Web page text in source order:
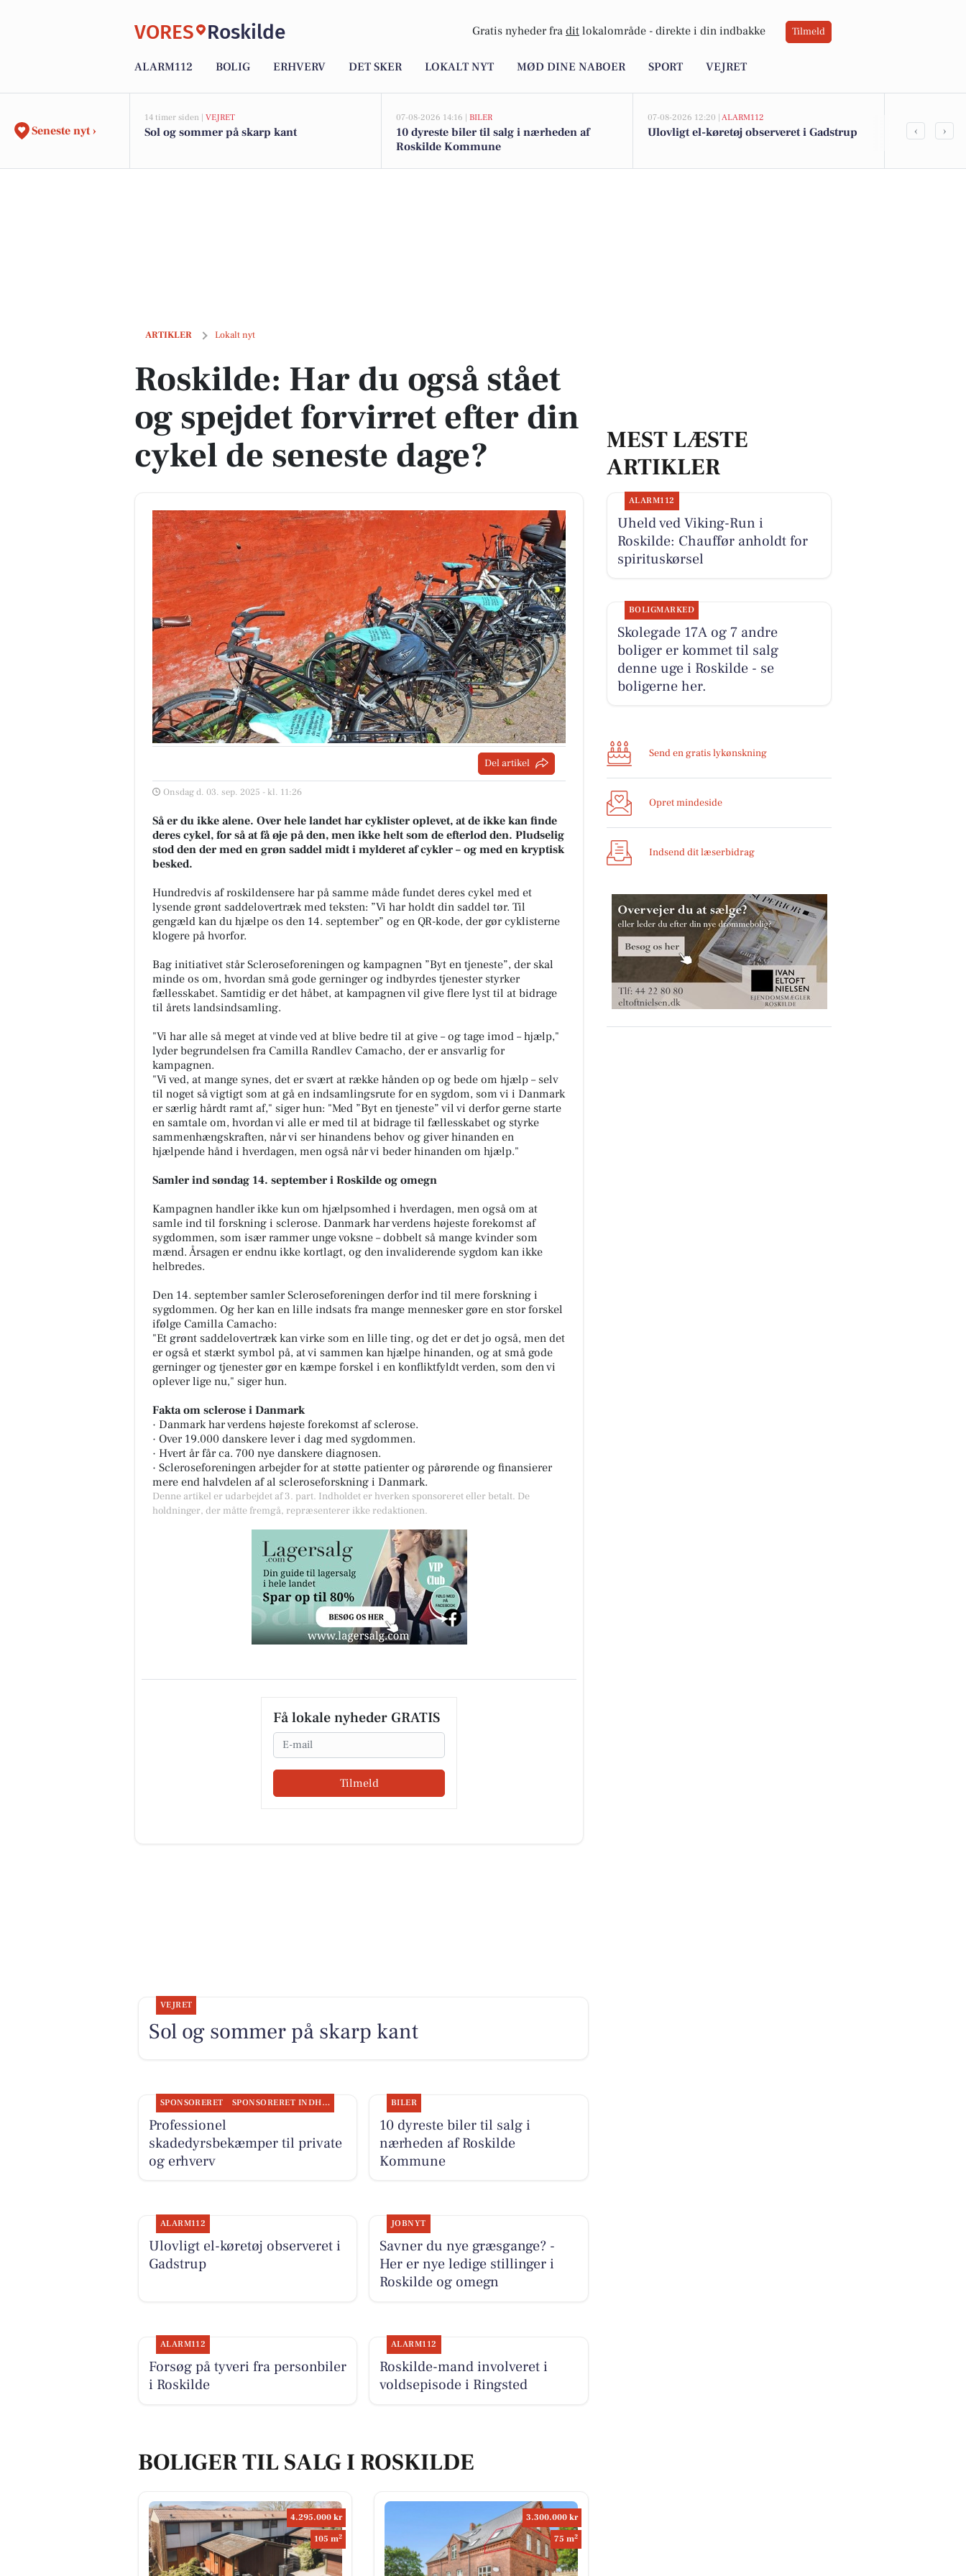
VORES Roskilde Gratis nyheder fra dit lokalområde - direkte i din indbakke Tilmeld
ALARM112 BOLIG ERHVERV DET SKER LOKALT NYT MØD DINE NABOER SPORT VEJRET
Seneste nyt ›
14 timer siden | VEJRET
Sol og sommer på skarp kant
07-08-2026 14:16 | BILER
10 dyreste biler til salg i nærheden af
Roskilde Kommune
07-08-2026 12:20 | ALARM112
Ulovligt el-køretøj observeret i Gadstrup
Savner du
‹ ›
ARTIKLER Lokalt nyt
Roskilde: Har du også stået og spejdet forvirret efter din cykel de seneste dage?
Roskilde: Har du også stået
og spejdet forvirret efter din
cykel de seneste dage?
Del artikel
Onsdag d. 03. sep. 2025 - kl. 11:26
Så er du ikke alene. Over hele landet har cyklister oplevet, at de ikke kan finde
deres cykel, for så at få øje på den, men ikke helt som de efterlod den. Pludselig
stod den der med en grøn saddel midt i mylderet af cykler – og med en kryptisk
besked.
Hundredvis af roskildensere har på samme måde fundet deres cykel med et
lysende grønt saddelovertræk med teksten: ”Vi har holdt din saddel tør. Til
gengæld kan du hjælpe os den 14. september” og en QR-kode, der gør cyklisterne
klogere på hvorfor.
Bag initiativet står Scleroseforeningen og kampagnen ”Byt en tjeneste”, der skal
minde os om, hvordan små gode gerninger og indbyrdes tjenester styrker
fællesskabet. Samtidig er det håbet, at kampagnen vil give flere lyst til at bidrage
til årets landsindsamling.
"Vi har alle så meget at vinde ved at blive bedre til at give – og tage imod – hjælp,"
lyder begrundelsen fra Camilla Randlev Camacho, der er ansvarlig for
kampagnen.
"Vi ved, at mange synes, det er svært at række hånden op og bede om hjælp – selv
til noget så vigtigt som at gå en indsamlingsrute for en sygdom, som vi i Danmark
er særlig hårdt ramt af," siger hun: "Med ”Byt en tjeneste” vil vi derfor gerne starte
en samtale om, hvordan vi alle er med til at bidrage til fællesskabet og styrke
sammenhængskraften, når vi ser hinandens behov og giver hinanden en
hjælpende hånd i hverdagen, men også når vi beder hinanden om hjælp."
Samler ind søndag 14. september i Roskilde og omegn
Kampagnen handler ikke kun om hjælpsomhed i hverdagen, men også om at
samle ind til forskning i sclerose. Danmark har verdens højeste forekomst af
sygdommen, som især rammer unge voksne – dobbelt så mange kvinder som
mænd. Årsagen er endnu ikke kortlagt, og den invaliderende sygdom kan ikke
helbredes.
Den 14. september samler Scleroseforeningen derfor ind til mere forskning i
sygdommen. Og her kan en lille indsats fra mange mennesker gøre en stor forskel
ifølge Camilla Camacho:
"Et grønt saddelovertræk kan virke som en lille ting, og det er det jo også, men det
er også et stærkt symbol på, at vi sammen kan hjælpe hinanden, og at små gode
gerninger og tjenester gør en kæmpe forskel i en konfliktfyldt verden, som den vi
oplever lige nu," siger hun.
Fakta om sclerose i Danmark
· Danmark har verdens højeste forekomst af sclerose.
· Over 19.000 danskere lever i dag med sygdommen.
· Hvert år får ca. 700 nye danskere diagnosen.
· Scleroseforeningen arbejder for at støtte patienter og pårørende og finansierer
mere end halvdelen af al scleroseforskning i Danmark.
Denne artikel er udarbejdet af 3. part. Indholdet er hverken sponsoreret eller betalt. De
holdninger, der måtte fremgå, repræsenterer ikke redaktionen.
Få lokale nyheder GRATIS
Email
Tilmeld
MEST LÆSTE
ARTIKLER
ALARM112
Uheld ved Viking-Run i
Roskilde: Chauffør anholdt for
spirituskørsel
BOLIGMARKED
Skolegade 17A og 7 andre
boliger er kommet til salg
denne uge i Roskilde - se
boligerne her.
Send en gratis lykønskning
Opret mindeside
Indsend dit læserbidrag
VEJRET
Sol og sommer på skarp kant
SPONSORERET SPONSORERET INDHOLD
Professionel
skadedyrsbekæmper til private
og erhverv
BILER
10 dyreste biler til salg i
nærheden af Roskilde
Kommune
ALARM112
Ulovligt el-køretøj observeret i
Gadstrup
JOBNYT
Savner du nye græsgange? -
Her er nye ledige stillinger i
Roskilde og omegn
ALARM112
Forsøg på tyveri fra personbiler
i Roskilde
ALARM112
Roskilde-mand involveret i
voldsepisode i Ringsted
BOLIGER TIL SALG I ROSKILDE
4.295.000 kr
105 m2
3.300.000 kr
75 m2